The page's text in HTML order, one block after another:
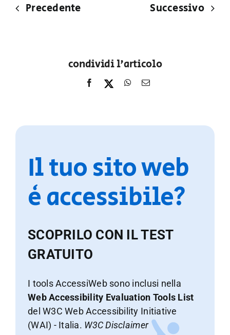
Precedente Successivo
condividi l'articolo
Il tuo sito web
è accessibile?
SCOPRILO CON IL TEST
GRATUITO
I tools AccessiWeb sono inclusi nella
Web Accessibility Evaluation Tools List
del W3C Web Accessibility Initiative
(WAI) - Italia. W3C Disclaimer